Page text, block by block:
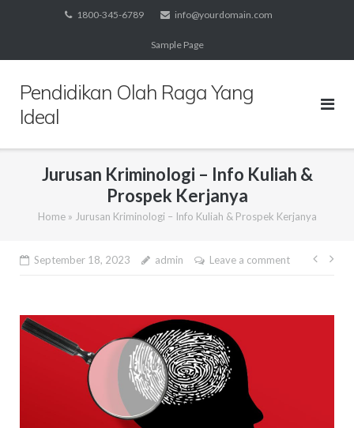
1800-345-6789 info@yourdomain.com
Sample Page
Pendidikan Olah Raga Yang
Ideal
Jurusan Kriminologi – Info Kuliah &
Prospek Kerjanya
Home» Jurusan Kriminologi – Info Kuliah & Prospek Kerjanya
September 18, 2023 admin Leave a comment
Post